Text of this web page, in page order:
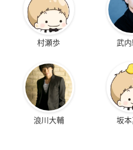
村瀬歩 武
浪川大輔 坂